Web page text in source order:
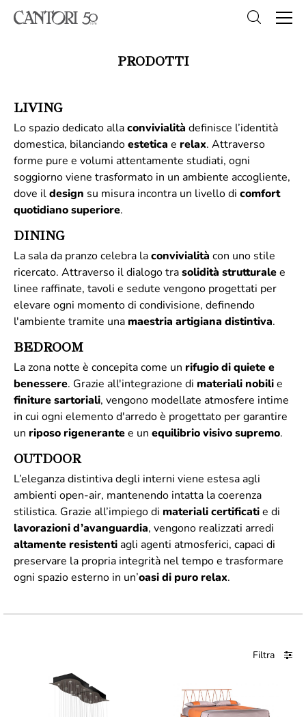
PRODOTTI
LIVING
Lo spazio dedicato allaconvivialità definisce l’identità
domestica, bilanciandoestetica e relax. Attraverso
forme pure e volumi attentamente studiati, ogni
soggiorno viene trasformato in un ambiente accogliente,
dove ildesign su misura incontra un livello di comfort
quotidiano superiore.
DINING
La sala da pranzo celebra laconvivialità con uno stile
ricercato. Attraverso il dialogo trasolidità strutturalee
linee raffinate, tavoli e sedute vengono progettati per
elevare ogni momento di condivisione, definendo
l'ambiente tramite una maestria artigiana distintiva.
BEDROOM
La zona notte è concepita come un rifugio di quiete e
benessere. Grazie all'integrazione di materiali nobilie
finituresartoriali, vengono modellate atmosfere intime
in cui ogni elemento d'arredo è progettato per garantire
un riposo rigenerantee un equilibrio visivo supremo.
OUTDOOR
L’eleganza distintiva degli interni viene estesa agli
ambienti open-air, mantenendo intatta la coerenza
stilistica. Grazie all’impiego di materialicertificatie di
lavorazioni d’avanguardia, vengono realizzati arredi
altamente resistentiagli agenti atmosferici, capaci di
preservare la propria integrità nel tempo e trasformare
ogni spazio esterno in un’oasi di puro relax.
Filtra